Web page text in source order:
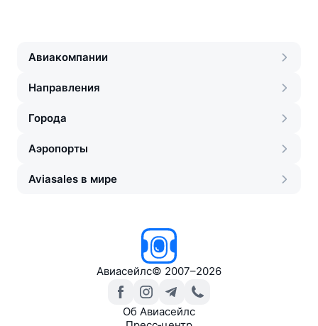
Авиакомпании
Направления
Города
Аэропорты
Aviasales в мире
Авиасейлс© 2007–2026
Об Авиасейлс